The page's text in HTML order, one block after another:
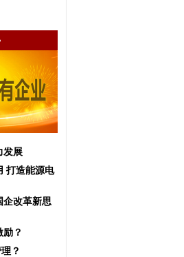
发展
打造能源电
企改革新思
？
？